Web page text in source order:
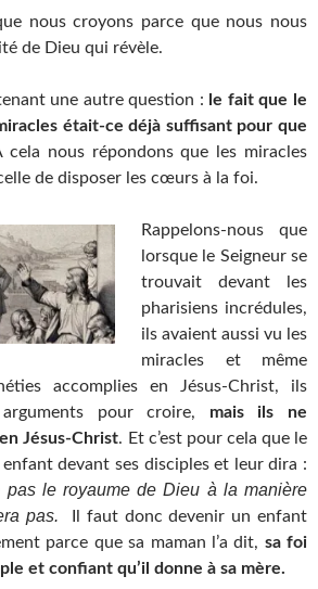
nous croyons parce que nous nous
de Dieu qui révèle.
une autre question : le fait que le
était-ce déjà suffisant pour que
cela nous répondons que les miracles
de disposer les cœurs à la foi.
Rappelons-nous que
lorsque le Seigneur se
trouvait devant les
pharisiens incrédules,
ils avaient aussi vu les
miracles et même
accomplies en Jésus-Christ, ils
pour croire, mais ils ne
Jésus-Christ. Et c’est pour cela que le
devant ses disciples et leur dira :
pas le royaume de Dieu à la manière
pas.
Il faut donc devenir un enfant
parce que sa maman l’a dit, sa foi
et confiant qu’il donne à sa mère.